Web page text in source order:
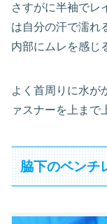
さすがに半袖でレ
は自分の汗で濡れ
内部にムレを感じ
よく首周りに水が
ァスナーを上まで
脇下のベンチ